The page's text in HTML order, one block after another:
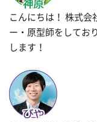
こんにちは！ 株式会
ー・原型師をしてお
します！